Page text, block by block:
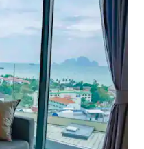
appréciés